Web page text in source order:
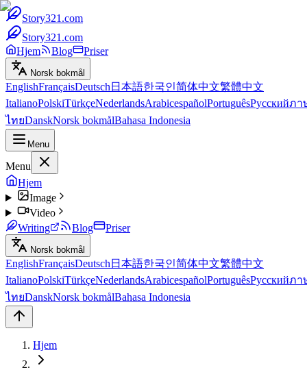
Story321.com
Story321.com
Hjem
Blog Priser
Norsk bokmål
EnglishFrançaisDeutsch 日本語한국인简体中文繁體中文
ItalianoPolskiTürkçeNederlandsArabicespañolPortuguêsРусскийภา
ไทยDanskNorsk bokmålBahasa Indonesia
Menu
Menu
Hjem
Image
Video
Writing
Blog Priser
Norsk bokmål
EnglishFrançaisDeutsch 日本語한국인简体中文繁體中文
ItalianoPolskiTürkçeNederlandsArabicespañolPortuguêsРусскийภา
ไทยDanskNorsk bokmålBahasa Indonesia
Hjem